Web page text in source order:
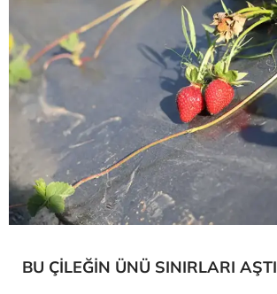
BU ÇİLEĞİN ÜNÜ SINIRLARI AŞTI